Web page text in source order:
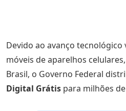
Devido ao avanço
móveis de aparelhos
Brasil, o Governo Federal
Digital Grátis para milhões